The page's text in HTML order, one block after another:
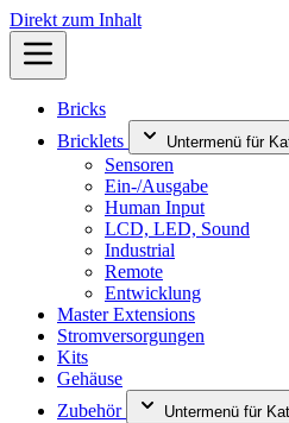
Direkt zum Inhalt
Bricks
Bricklets
Untermenü für
Sensoren
Ein-/Ausgabe
Human Input
LCD, LED, Sound
Industrial
Remote
Entwicklung
Master Extensions
Stromversorgungen
Kits
Gehäuse
Zubehör
Untermenü für